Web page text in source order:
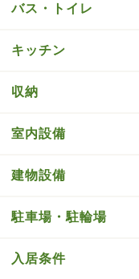
バス・トイレ
キッチン
収納
室内設備
建物設備
駐車場・駐輪場
入居条件